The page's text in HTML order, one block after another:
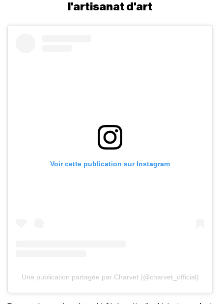
l'artisanat d'art
Voir cette publication sur Instagram
Une publication partagée par Charvet (@charvet_official)